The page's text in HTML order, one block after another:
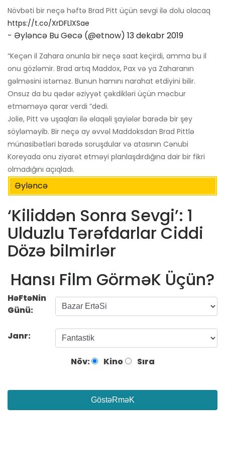
Növbəti bir neçə həftə Brad Pitt üçün sevgi ilə dolu olacaq
https://t.co/XrDFLlXSae
- Əyləncə Bu Gecə (@etnow) 13 dekabr 2019
“Keçən il Zahara onunla bir neçə saat keçirdi, amma bu il
onu gözləmir. Brad artıq Maddox, Pax və ya Zaharanın
gəlməsini istəməz. Bunun hamını narahat etdiyini bilir.
Onsuz da bu qədər əziyyət çəkdikləri üçün məcbur
etməməyə qərar verdi ”dedi.
Jolie, Pitt və uşaqları ilə əlaqəli şayiələr barədə bir şey
söyləməyib. Bir neçə ay əvvəl Maddoksdan Brad Pittlə
münasibətləri barədə soruşdular və atasının Cənubi
Koreyada onu ziyarət etməyi planlaşdırdığına dair bir fikri
olmadığını açıqladı.
Əyləncə
‘Kiliddən Sonra Sevgi’: 1
Ulduzlu Tərəfdarlar Ciddi
Dözə bilmirlər
Hansı Film GörməK Üçün?
HəFtəNin
Günü:
Janr:
Növ: Kino Sıra
GöstəRməK